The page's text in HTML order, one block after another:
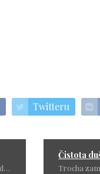
Twitteru
Z knihy povídek na památku mého dědečka. Krásné roky s ním zůstaly ve vzpomínkách. Zařazuji dnes, protože les je pro mně Boží chrám. Kostel je krásný a jako památky je ráda navštěvuji, ale les je ten pravý Boží chrám.
Čistota